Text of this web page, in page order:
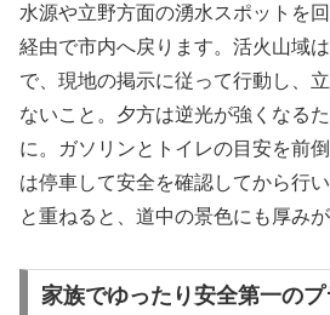
水源や立野方面の湧水スポットを
経由で市内へ戻ります。活火山域
で、現地の掲示に従って行動し、
ないこと。夕方は逆光が強くなる
に。ガソリンとトイレの目安を前
は停車して安全を確認してから行
と重ねると、道中の景色にも厚みが
家族でゆったり安全第一のプ